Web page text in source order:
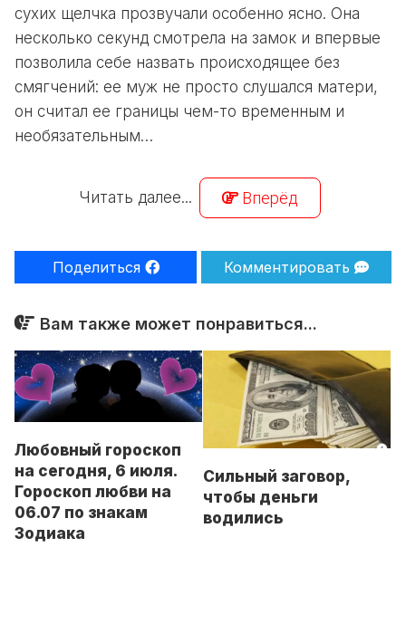
сухих щелчка прозвучали особенно ясно. Она
несколько секунд смотрела на замок и впервые
позволила себе назвать происходящее без
смягчений: ее муж не просто слушался матери,
он считал ее границы чем-то временным и
необязательным…
Читать далее... Вперёд
Поделиться Комментировать
Вам также может понравиться...
Любовный гороскоп
на сегодня, 6 июля.
Гороскоп любви на
06.07 по знакам
Зодиака
Сильный заговор,
чтобы деньги
водились